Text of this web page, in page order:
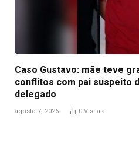
Caso Gustavo: mãe teve
conflitos com pai suspeito
delegado
agosto 7, 2026 0 Visitas